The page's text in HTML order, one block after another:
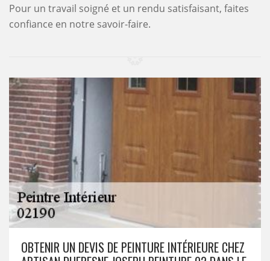
Pour un travail soigné et un rendu satisfaisant, faites
confiance en notre savoir-faire.
OBTENIR UN DEVIS DE PEINTURE INTÉRIEURE CHEZ